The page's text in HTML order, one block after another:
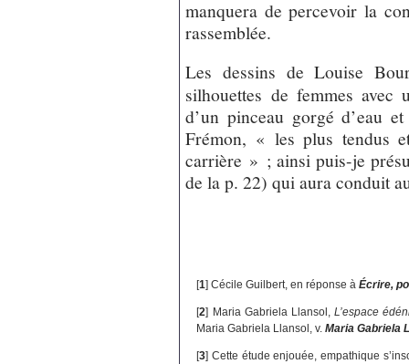
manquera de percevoir la
rassemblée.
Les dessins de Louise
silhouettes de femmes avec
d’un pinceau gorgé d’eau
Frémon, « les plus tendus
carrière » ; ainsi puis-je
de la p. 22) qui aura conduit
[1]Cécile Guilbert, en réponse àÉcrire,
[2] Maria Gabriela Llansol,L’espace
Maria Gabriela Llansol, v.Maria Gabriela
[3]Cette étude enjouée, empathique